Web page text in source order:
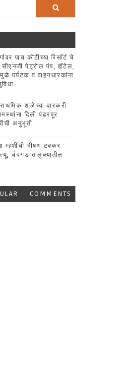
पाच कोटींच्या रिसॉर्ट चे
पेट्रोल पंप, हॉटेल,
पर्यटक व वाहनधारकांना
शाळेच्या वारकरी
दिली पंढरपूर
अनुभूती
म्हशींची भीषण टक्कर
चंदगड तालुक्यातील
COMMENTS